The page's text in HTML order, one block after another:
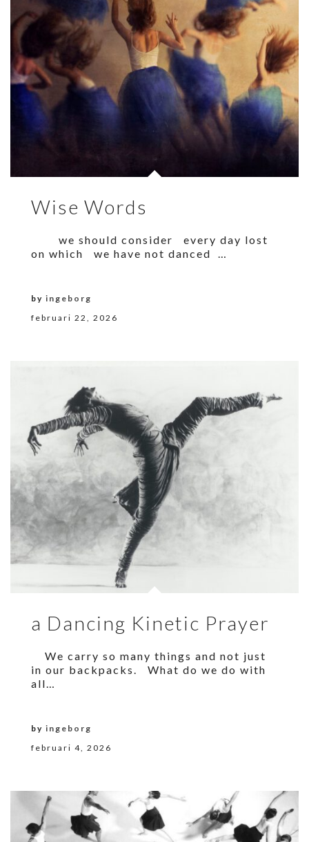
Wise Words
we should consider every day lost
on which we have not danced …
februari 22, 2026
by ingeborg
a Dancing Kinetic Prayer
We carry so many things and not just
in our backpacks. What do we do with
all…
februari 4, 2026
by ingeborg